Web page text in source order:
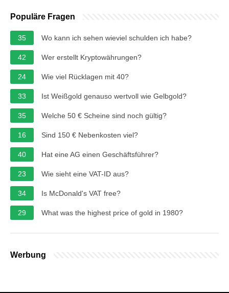
Populäre Fragen
35 Wo kann ich sehen wieviel schulden ich habe?
42 Wer erstellt Kryptowährungen?
24 Wie viel Rücklagen mit 40?
33 Ist Weißgold genauso wertvoll wie Gelbgold?
35 Welche 50 € Scheine sind noch gültig?
16 Sind 150 € Nebenkosten viel?
40 Hat eine AG einen Geschäftsführer?
23 Wie sieht eine VAT-ID aus?
34 Is McDonald's VAT free?
29 What was the highest price of gold in 1980?
Werbung